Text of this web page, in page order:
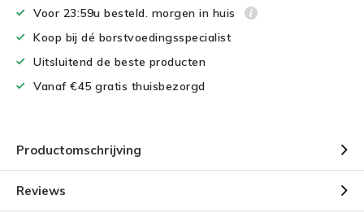
Voor 23:59u besteld. morgen in huis
Koop bij dé borstvoedingsspecialist
Uitsluitend de beste producten
Vanaf €45 gratis thuisbezorgd
Productomschrijving
Reviews